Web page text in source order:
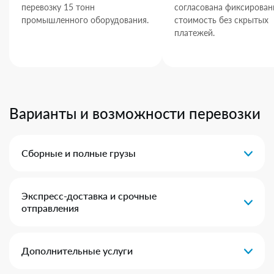
перевозку 15 тонн
промышленного оборудования.
согласована
стоимость без скрытых
платежей.
Варианты и возможности перевозки
Сборные и полные грузы
Экспресс-доставка и срочные
отправления
Дополнительные услуги